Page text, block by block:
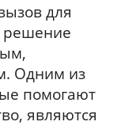
для
решение
Одним из
помогают
являются